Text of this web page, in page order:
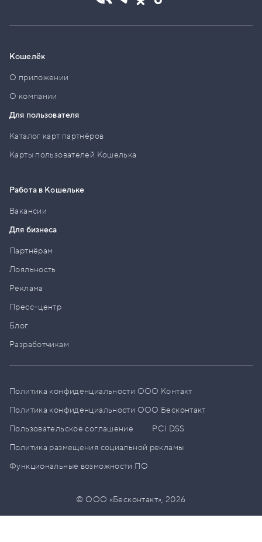
Кошелёк
О приложении
О компании
Для пользователя
Каталог карт партнёров
Карты пользователей Кошелька
Работа в Кошельке
Вакансии
Для бизнеса
Партнёрам
Лояльность
Реклама
Пресс–центр
Блог
Разработчикам
Политика конфиденциальности ООО Контакт
Политика конфиденциальности ООО Бесконтакт
Пользовательское соглашение
PCI DSS
Политика размещения социальной рекламы
Функциональные возможности ПО
© ООО «Бесконтакт»,2026